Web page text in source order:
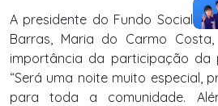
A presidente do Fundo Social de
Barras, Maria do Carmo
importância da participação da
“Será uma noite muito especial,
para toda a comunidade.